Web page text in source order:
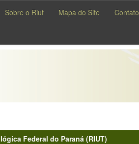
Sobre o Riut Mapa do Site Contato
Federal do Paraná (RIUT)